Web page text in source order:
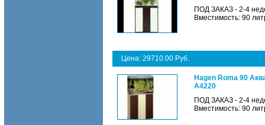
ПОД ЗАКАЗ - 2-4
Вместимость: 90
Цена: 29710.00 Руб.
Hagen Roma 90
А4220
ПОД ЗАКАЗ - 2-4
Вместимость: 90